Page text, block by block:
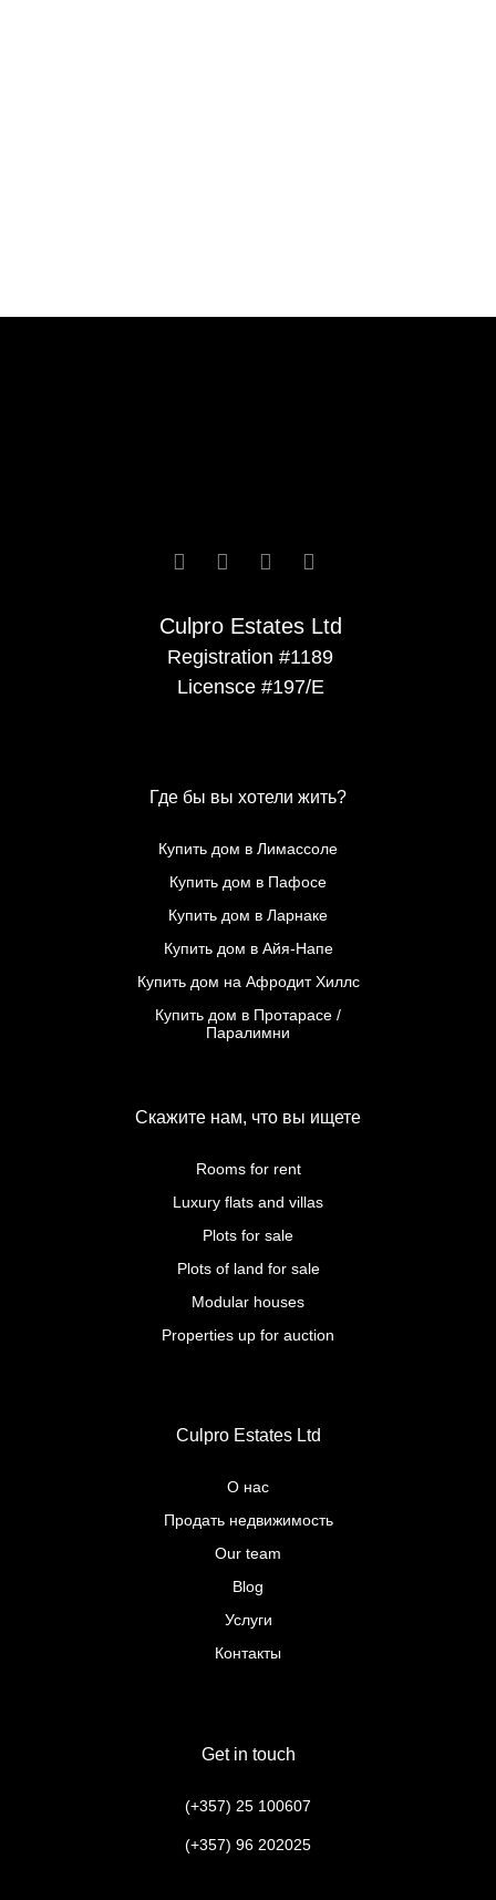
Culpro Estates Ltd
Registration #1189
Licensce #197/E
   
Где бы вы хотели жить?
Скажите нам, что вы ищете
Culpro Estates Ltd
Get in touch
Купить дом в Лимассоле
Купить дом в Пафосе
Купить дом в Ларнаке
Купить дом в Айя-Напе
Купить дом на Афродит Хиллс
Купить дом в Протарасе /
Паралимни
Rooms for rent
Luxury flats and villas
Plots for sale
Plots of land for sale
Modular houses
Properties up for auction
О нас
Продать недвижимость
Our team
Blog
Услуги
Контакты
(+357) 25 100607
(+357) 96 202025